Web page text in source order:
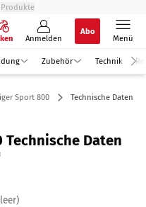
Produkte
Anmelden
Abo
Menü
Zubehör Technik
Sport 800 Technische Daten
Daten